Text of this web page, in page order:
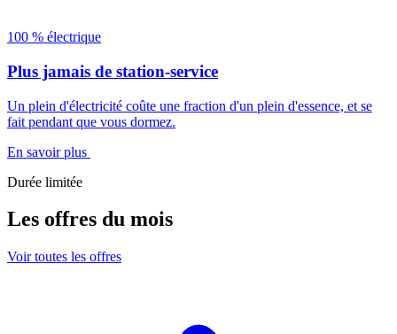
100 % électrique
Plus jamais de station-service
Un plein d'électricité coûte une fraction d'un plein d'essence, et se
fait pendant que vous dormez.
En savoir plus
Durée limitée
Les offres du mois
Voir toutes les offres